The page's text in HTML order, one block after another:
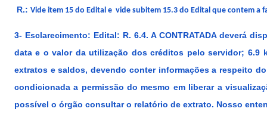
R.: Vide item 15 do Edital e vide subitem 15.3 do Edital que contem a
3- Esclarecimento: Edital: R. 6.4. A CONTRATADA deverá
data e o valor da utilização dos créditos pelo servidor; 6.9
extratos e saldos, devendo conter informações a respeito
condicionada a permissão do mesmo em liberar a
possível o órgão consultar o relatório de extrato. Nosso